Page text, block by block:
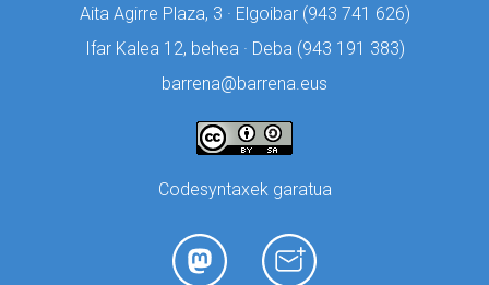
Aita Agirre Plaza, 3 · Elgoibar (943 741 626)
Ifar Kalea 12, behea · Deba (943 191 383)
barrena@barrena.eus
Codesyntaxek garatua